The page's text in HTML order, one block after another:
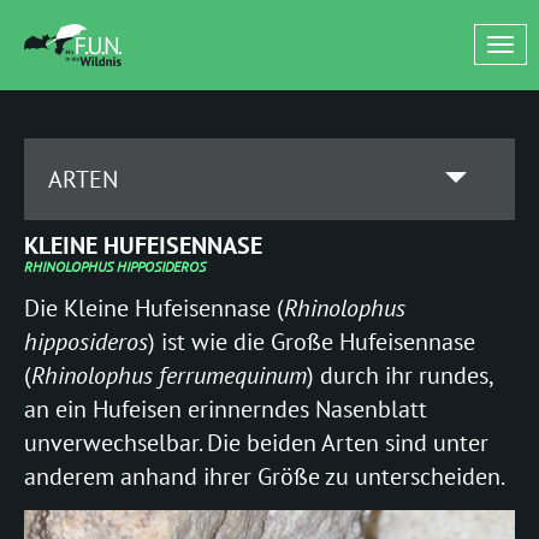
ARTEN
BARBASTELLA
barbastellus
(Mopsfledermaus)
EPTESICUS
serotinus
(Breitflügelfledermaus)
nilsonii
(Nordfledermaus)
KLEINE HUFEISENNASE
RHINOLOPHUS HIPPOSIDEROS
Die Kleine Hufeisennase (Rhinolophus
hipposideros) ist wie die Große Hufeisennase
(Rhinolophus ferrumequinum) durch ihr rundes,
an ein Hufeisen erinnerndes Nasenblatt
unverwechselbar. Die beiden Arten sind unter
anderem anhand ihrer Größe zu unterscheiden.